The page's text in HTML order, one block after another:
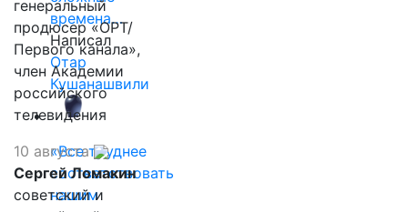
времена…
Написал
Отар
Кушанашвили
«Все труднее
соответствовать
нашим
генеральный
продюсер «ОРТ/
Первого канала»,
член Академии
российского
телевидения
10 августа
Сергей Ломакин
советский и